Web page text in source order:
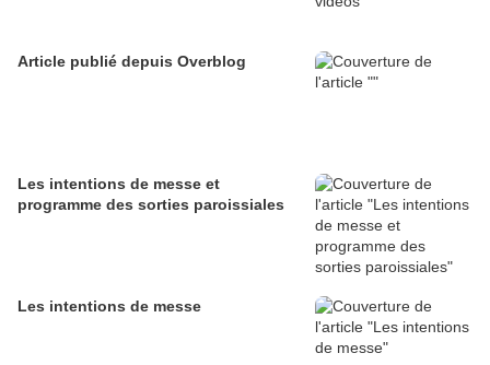
Article publié depuis Overblog
Les intentions de messe et
programme des sorties paroissiales
Les intentions de messe